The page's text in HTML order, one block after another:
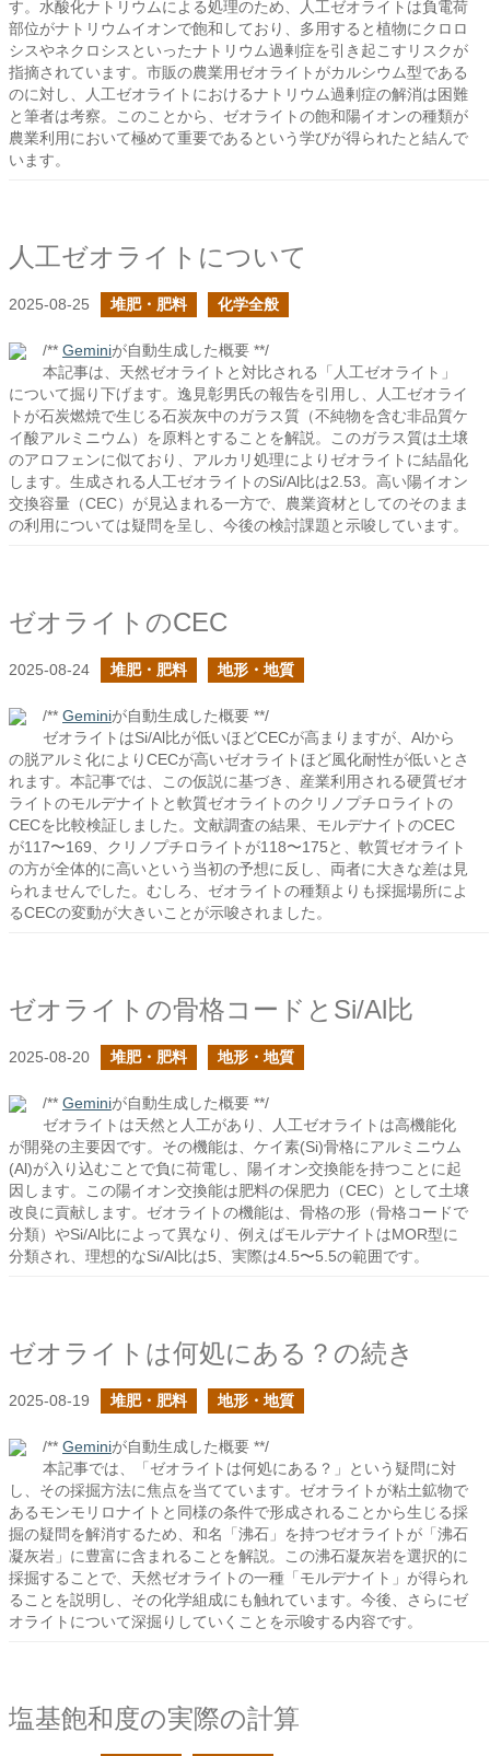
す。水酸化ナトリウムによる処理のため、人工ゼオライトは負電荷
部位がナトリウムイオンで飽和しており、多用すると植物にクロロ
シスやネクロシスといったナトリウム過剰症を引き起こすリスクが
指摘されています。市販の農業用ゼオライトがカルシウム型である
のに対し、人工ゼオライトにおけるナトリウム過剰症の解消は困難
と筆者は考察。このことから、ゼオライトの飽和陽イオンの種類が
農業利用において極めて重要であるという学びが得られたと結んで
います。
人工ゼオライトについて
2025-08-25 堆肥・肥料 化学全般
/** Geminiが自動生成した概要 **/
本記事は、天然ゼオライトと対比される「人工ゼオライト」
について掘り下げます。逸見彰男氏の報告を引用し、人工ゼオライ
トが石炭燃焼で生じる石炭灰中のガラス質（不純物を含む非品質ケ
イ酸アルミニウム）を原料とすることを解説。このガラス質は土壌
のアロフェンに似ており、アルカリ処理によりゼオライトに結晶化
します。生成される人工ゼオライトのSi/Al比は2.53。高い陽イオン
交換容量（CEC）が見込まれる一方で、農業資材としてのそのまま
の利用については疑問を呈し、今後の検討課題と示唆しています。
ゼオライトのCEC
2025-08-24 堆肥・肥料 地形・地質
/** Geminiが自動生成した概要 **/
ゼオライトはSi/Al比が低いほどCECが高まりますが、Alから
の脱アルミ化によりCECが高いゼオライトほど風化耐性が低いとさ
れます。本記事では、この仮説に基づき、産業利用される硬質ゼオ
ライトのモルデナイトと軟質ゼオライトのクリノプチロライトの
CECを比較検証しました。文献調査の結果、モルデナイトのCEC
が117〜169、クリノプチロライトが118〜175と、軟質ゼオライト
の方が全体的に高いという当初の予想に反し、両者に大きな差は見
られませんでした。むしろ、ゼオライトの種類よりも採掘場所によ
るCECの変動が大きいことが示唆されました。
ゼオライトの骨格コードとSi/Al比
2025-08-20 堆肥・肥料 地形・地質
/** Geminiが自動生成した概要 **/
ゼオライトは天然と人工があり、人工ゼオライトは高機能化
が開発の主要因です。その機能は、ケイ素(Si)骨格にアルミニウム
(Al)が入り込むことで負に荷電し、陽イオン交換能を持つことに起
因します。この陽イオン交換能は肥料の保肥力（CEC）として土壌
改良に貢献します。ゼオライトの機能は、骨格の形（骨格コードで
分類）やSi/Al比によって異なり、例えばモルデナイトはMOR型に
分類され、理想的なSi/Al比は5、実際は4.5〜5.5の範囲です。
ゼオライトは何処にある？の続き
2025-08-19 堆肥・肥料 地形・地質
/** Geminiが自動生成した概要 **/
本記事では、「ゼオライトは何処にある？」という疑問に対
し、その採掘方法に焦点を当てています。ゼオライトが粘土鉱物で
あるモンモリロナイトと同様の条件で形成されることから生じる採
掘の疑問を解消するため、和名「沸石」を持つゼオライトが「沸石
凝灰岩」に豊富に含まれることを解説。この沸石凝灰岩を選択的に
採掘することで、天然ゼオライトの一種「モルデナイト」が得られ
ることを説明し、その化学組成にも触れています。今後、さらにゼ
オライトについて深掘りしていくことを示唆する内容です。
塩基飽和度の実際の計算